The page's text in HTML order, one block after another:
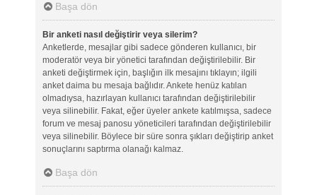
Başa dön
Bir anketi nasıl değiştirir veya silerim?
Anketlerde, mesajlar gibi sadece gönderen kullanıcı, bir
moderatör veya bir yönetici tarafından değiştirilebilir. Bir
anketi değiştirmek için, başlığın ilk mesajını tıklayın; ilgili
anket daima bu mesaja bağlıdır. Ankete henüz katılan
olmadıysa, hazırlayan kullanıcı tarafından değiştirilebilir
veya silinebilir. Fakat, eğer üyeler ankete katılmışsa, sadece
forum ve mesaj panosu yöneticileri tarafından değiştirilebilir
veya silinebilir. Böylece bir süre sonra şıkları değiştirip anket
sonuçlarını saptırma olanağı kalmaz.
Başa dön